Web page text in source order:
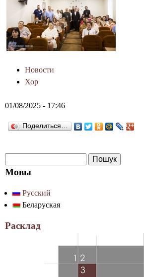
Новости
Хор
01/08/2025 - 17:46
Поделиться…
Ф
р
м
а
о
у
к
Мовы
Русский
Беларуская
Расклад